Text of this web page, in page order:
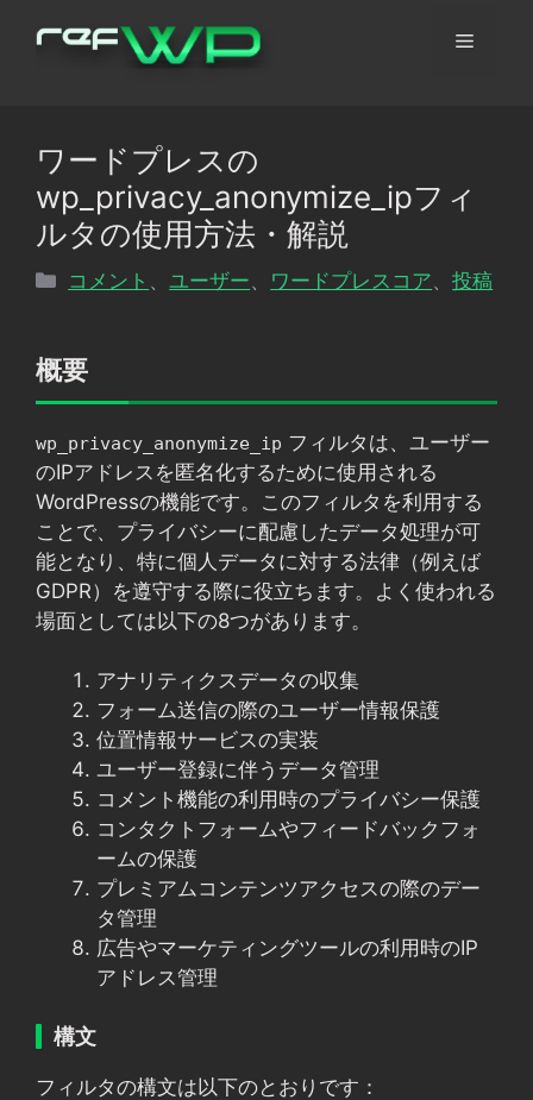
メ
ワードプレスの
wp_privacy_anonymize_ipフィ
ルタの使用方法・解説
カ
リ
コメント 、ユーザー ワードプレスコア 、投稿
概要
wp_privacy_anonymize_ip フィルタは、ユーザー
のIPアドレスを匿名化するために使用される
WordPressの機能です。このフィルタを利用する
ことで、プライバシーに配慮したデータ処理が可
能となり、特に個人データに対する法律（例えば
GDPR）を遵守する際に役立ちます。よく使われる
場面としては以下の8つがあります。
アナリティクスデータの収集
フォーム送信の際のユーザー情報保護
位置情報サービスの実装
ユーザー登録に伴うデータ管理
コメント機能の利用時のプライバシー保護
コンタクトフォームやフィードバックフォ
ームの保護
プレミアムコンテンツアクセスの際のデー
タ管理
広告やマーケティングツールの利用時のIP
アドレス管理
構文
フィルタの構文は以下のとおりです：